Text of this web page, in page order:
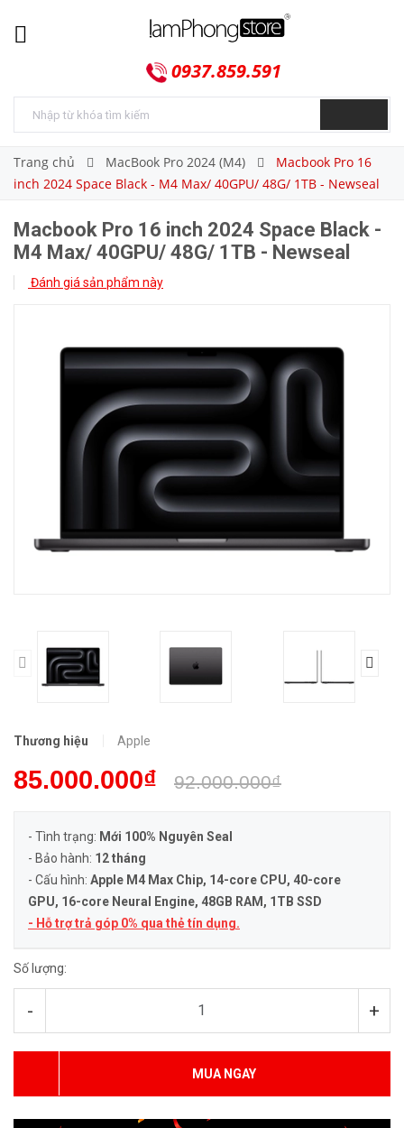
0937.859.591
Trang chủ MacBook Pro 2024 (M4)
Macbook Pro 16
inch 2024 Space Black - M4 Max/ 40GPU/ 48G/ 1TB - Newseal
Macbook Pro 16 inch 2024 Space Black -
M4 Max/ 40GPU/ 48G/ 1TB - Newseal
Đánh giá sản phẩm này
Thương hiệu Apple
85.000.000₫ 92.000.000₫
- Tình trạng: Mới 100% Nguyên Seal
- Bảo hành: 12 tháng
- Cấu hình: Apple M4 Max Chip, 14-core CPU, 40-core
GPU, 16-core Neural Engine, 48GB RAM, 1TB SSD
- Hỗ trợ trả góp 0% qua thẻ tín dụng.
Số lượng:
- +
MUA NGAY